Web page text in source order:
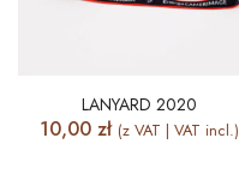
LANYARD 2020
10,00 zł (z VAT | VAT incl.)